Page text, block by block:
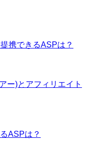
携できるASPは？
ー)とアフィリエイト
ASPは？